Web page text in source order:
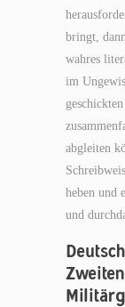
bringt,
wahres
im
abgleiten
heben und
und